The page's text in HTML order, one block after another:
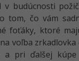
budúcnosti
tom, čo vám
foťáky, ktoré
voľba
a pri ďalšej